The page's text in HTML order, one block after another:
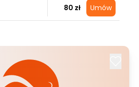
80 zł Umów